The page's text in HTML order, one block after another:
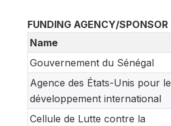
FUNDING AGENCY/SPONSOR
Name
Gouvernement du Sénégal
Agence des États-Unis pour le
développement international
Cellule de Lutte contre la